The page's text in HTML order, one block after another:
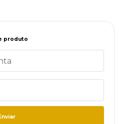
produto